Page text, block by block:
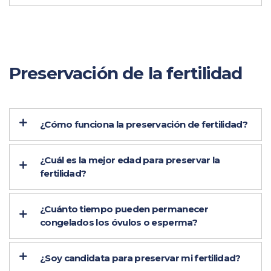
Preservación de la fertilidad
¿Cómo funciona la preservación de fertilidad?
¿Cuál es la mejor edad para preservar la
fertilidad?
¿Cuánto tiempo pueden permanecer
congelados los óvulos o esperma?
¿Soy candidata para preservar mi fertilidad?